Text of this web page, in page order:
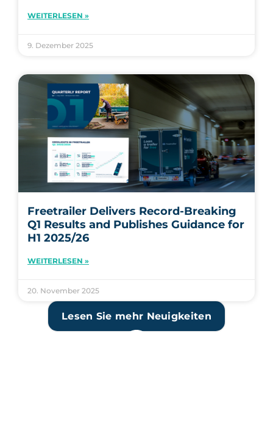
WEITERLESEN »
9. Dezember 2025
Freetrailer Delivers Record-Breaking
Q1 Results and Publishes Guidance for
H1 2025/26
WEITERLESEN »
20. November 2025
Lesen Sie mehr Neuigkeiten